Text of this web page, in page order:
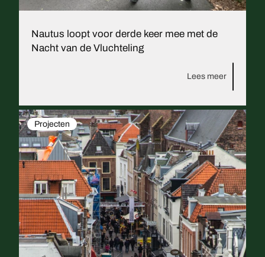
Nautus loopt voor derde keer mee met de
Nacht van de Vluchteling
Lees meer
Projecten